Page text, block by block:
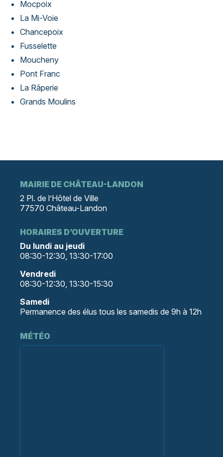
Mocpoix
La Mi-Voie
Chancepoix
Fusselette
Moucheny
Pont Franc
La Râperie
Grands Moulins
MAIRIE DE CHÂTEAU-LANDON
2 Pl. de l’Hôtel de Ville
77570 Château-Landon
HORAIRES D’OUVERTURE
Du lundi au jeudi
08:30-12:30, 13:30-17:00
Vendredi
08:30-12:30, 13:30-15:30
Samedi
Permanence des élus tous les samedis de 9h à 12h
MÉTÉO